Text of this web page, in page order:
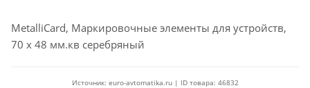
MetalliCard, Маркировочные элементы для устройств,
70 x 48 мм.кв серебряный
Источник: euro-avtomatika.ru | ID товара: 46832